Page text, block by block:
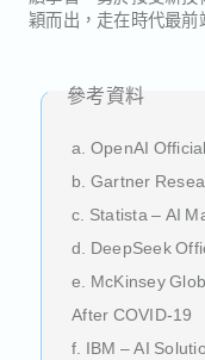
穎而出，走在時代最前
參考資料
a. OpenAI
b. Gartner
c. Statista – AI
d. DeepSeek
e. McKinsey
After COVID-19
f. IBM – AI